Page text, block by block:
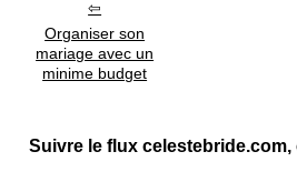
Organiser son
mariage avec un
minime budget
Suivre le flux